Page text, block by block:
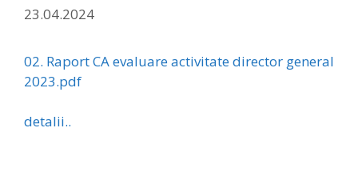
23.04.2024
02. Raport CA evaluare activitate director general
2023.pdf
detalii..